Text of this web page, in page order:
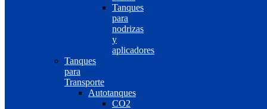
Tanques
para
nodrizas
y
aplicadores
Tanques
para
Transporte
Autotanques
CO2